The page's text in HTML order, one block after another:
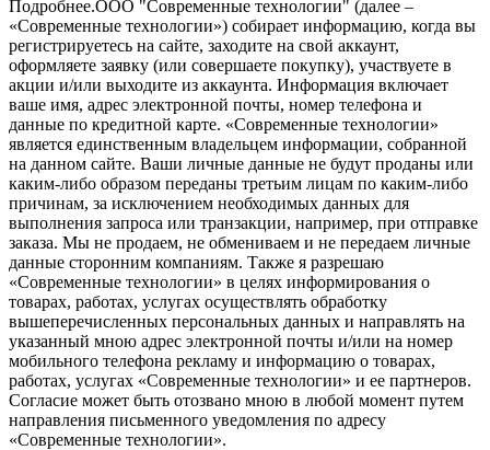
Подробнее.OOO "Современные технологии" (далее –
«Современные технологии») собирает информацию, когда вы
регистрируетесь на сайте, заходите на свой аккаунт,
оформляете заявку (или совершаете покупку), участвуете в
акции и/или выходите из аккаунта. Информация включает
ваше имя, адрес электронной почты, номер телефона и
данные по кредитной карте. «Современные технологии»
является единственным владельцем информации, собранной
на данном сайте. Ваши личные данные не будут проданы или
каким-либо образом переданы третьим лицам по каким-либо
причинам, за исключением необходимых данных для
выполнения запроса или транзакции, например, при отправке
заказа. Мы не продаем, не обмениваем и не передаем личные
данные сторонним компаниям. Также я разрешаю
«Современные технологии» в целях информирования о
товарах, работах, услугах осуществлять обработку
вышеперечисленных персональных данных и направлять на
указанный мною адрес электронной почты и/или на номер
мобильного телефона рекламу и информацию о товарах,
работах, услугах «Современные технологии» и ее партнеров.
Согласие может быть отозвано мною в любой момент путем
направления письменного уведомления по адресу
«Современные технологии».